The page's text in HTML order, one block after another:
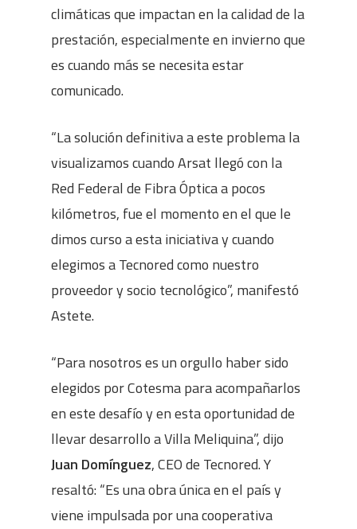
climáticas que impactan en la calidad de la
prestación, especialmente en invierno que
es cuando más se necesita estar
comunicado.
“La solución definitiva a este problema la
visualizamos cuando Arsat llegó con la
Red Federal de Fibra Óptica a pocos
kilómetros, fue el momento en el que le
dimos curso a esta iniciativa y cuando
elegimos a Tecnored como nuestro
proveedor y socio tecnológico”, manifestó
Astete.
“Para nosotros es un orgullo haber sido
elegidos por Cotesma para acompañarlos
en este desafío y en esta oportunidad de
llevar desarrollo a Villa Meliquina”, dijo
Juan Domínguez, CEO de Tecnored. Y
resaltó: “Es una obra única en el país y
viene impulsada por una cooperativa